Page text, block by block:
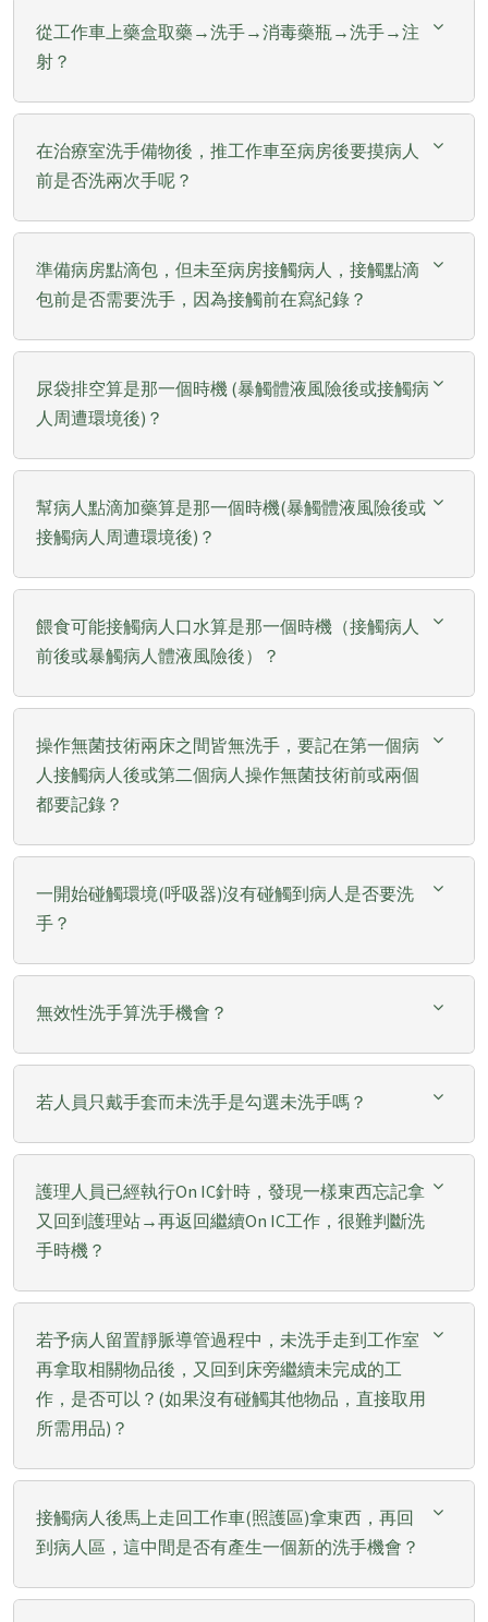
從工作車上藥盒取藥→洗手→消毒藥瓶→洗手→注
射？
在治療室洗手備物後，推工作車至病房後要摸病人
前是否洗兩次手呢？
準備病房點滴包，但未至病房接觸病人，接觸點滴
包前是否需要洗手，因為接觸前在寫紀錄？
尿袋排空算是那一個時機 (暴觸體液風險後或接觸病
人周遭環境後)？
幫病人點滴加藥算是那一個時機(暴觸體液風險後或
接觸病人周遭環境後)？
餵食可能接觸病人口水算是那一個時機（接觸病人
前後或暴觸病人體液風險後）？
操作無菌技術兩床之間皆無洗手，要記在第一個病
人接觸病人後或第二個病人操作無菌技術前或兩個
都要記錄？
一開始碰觸環境(呼吸器)沒有碰觸到病人是否要洗
手？
無效性洗手算洗手機會？
若人員只戴手套而未洗手是勾選未洗手嗎？
護理人員已經執行On IC針時，發現一樣東西忘記拿
又回到護理站→再返回繼續On IC工作，很難判斷洗
手時機？
若予病人留置靜脈導管過程中，未洗手走到工作室
再拿取相關物品後，又回到床旁繼續未完成的工
作，是否可以？(如果沒有碰觸其他物品，直接取用
所需用品)？
接觸病人後馬上走回工作車(照護區)拿東西，再回
到病人區，這中間是否有產生一個新的洗手機會？